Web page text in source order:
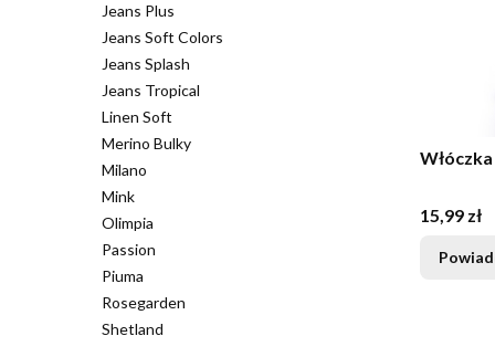
Jeans Plus
Jeans Soft Colors
Jeans Splash
Jeans Tropical
Linen Soft
Merino Bulky
Milano
Mink
Olimpia
Passion
Piuma
Rosegarden
Shetland
Cena
15,99 zł